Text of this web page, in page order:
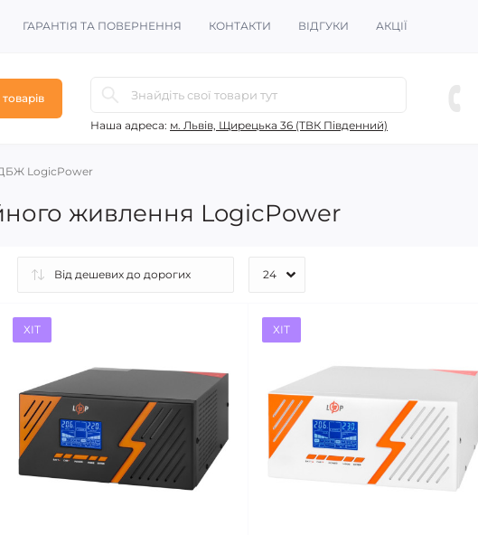
ГАРАНТІЯ ТА ПОВЕРНЕННЯ КОНТАКТИ ВІДГУКИ АКЦІЇ
Наша адреса: м. Львів, Щирецька 36 (ТВК Південний)
LogicPower
живлення LogicPower
ХІТ ХІТ